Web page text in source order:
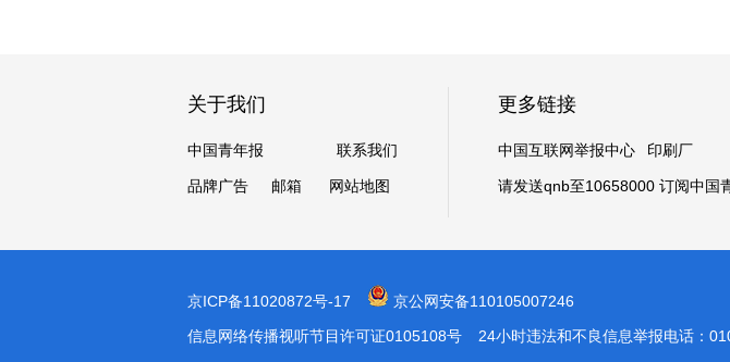
关于我们
中国青年报 联系我们
品牌广告 邮箱 网站地图
更多链接
中国互联网举报中心 印刷厂
请发送qnb至10658000 订阅中国
京ICP备11020872号-17
京公网安备110105007246
信息网络传播视听节目许可证0105108号
24小时违法和不良信息举报电话：